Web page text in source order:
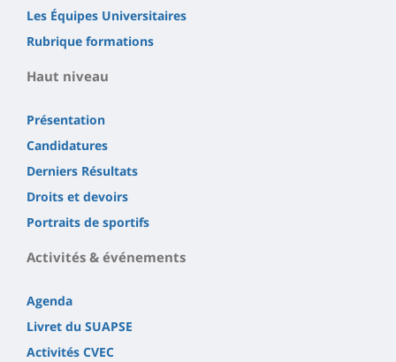
Les Équipes Universitaires
Rubrique formations
Haut niveau
Présentation
Candidatures
Derniers Résultats
Droits et devoirs
Portraits de sportifs
Activités & événements
Agenda
Livret du SUAPSE
Activités CVEC